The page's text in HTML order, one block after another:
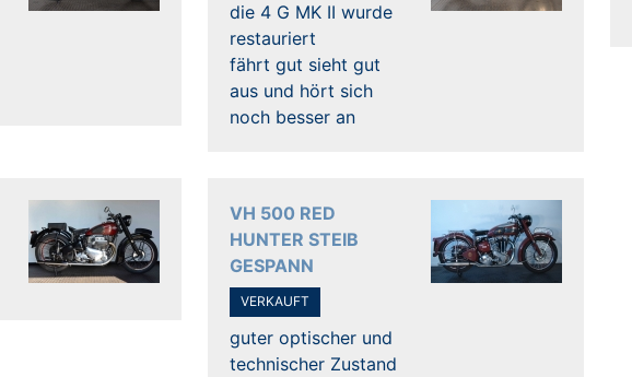
die 4 G MK II wurde
restauriert
fährt gut sieht gut
aus und hört sich
noch besser an
VH 500 RED
HUNTER STEIB
GESPANN
VERKAUFT
guter optischer und
technischer Zustand